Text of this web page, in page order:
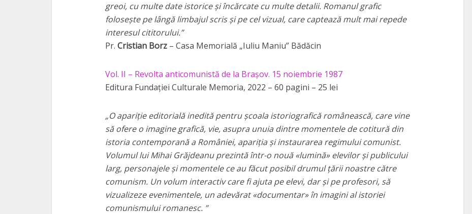
greoi, cu multe date istorice și încărcate cu multe detalii. Romanul grafic
folosește pe lângă limbajul scris și pe cel vizual, care captează mult mai repede
interesul cititorului.”
Pr. Cristian Borz – Casa Memorială „Iuliu Maniu” Bădăcin
Vol. II – Revolta anticomunistă de la Brașov. 15 noiembrie 1987
Editura Fundației Culturale Memoria, 2022 – 60 pagini – 25 lei
„O apariție editorială inedită pentru școala istoriografică românească, care vine
să ofere o imagine grafică, vie, asupra unuia dintre momentele de cotitură din
istoria contemporană a României, apariția și instaurarea regimului comunist.
Volumul lui Mihai Grăjdeanu prezintă într-o nouă «lumină» elevilor și publicului
larg, personajele și momentele ce au făcut posibil drumul țării noastre către
comunism. Un volum interactiv care fi ajuta pe elevi, dar și pe profesori, să
vizualizeze evenimentele, un adevărat «documentar» în imagini al istoriei
comunismului romanesc. ”